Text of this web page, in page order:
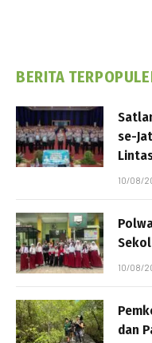
BERITA
se-
10/08/
10/08/
dan